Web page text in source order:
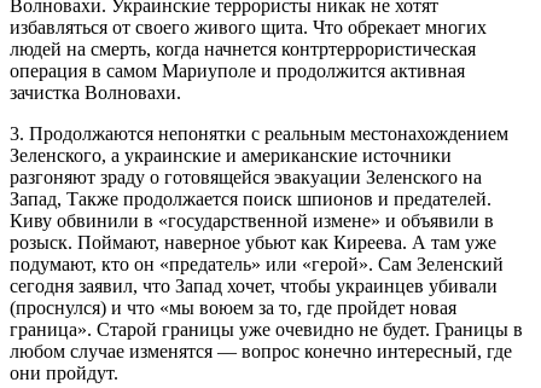
Волновахи. Украинские террористы никак не хотят
избавляться от своего живого щита. Что обрекает многих
людей на смерть, когда начнется контртеррористическая
операция в самом Мариуполе и продолжится активная
зачистка Волновахи.
3. Продолжаются непонятки с реальным местонахождением
Зеленского, а украинские и американские источники
разгоняют зраду о готовящейся эвакуации Зеленского на
Запад, Также продолжается поиск шпионов и предателей.
Киву обвинили в «государственной измене» и объявили в
розыск. Поймают, наверное убьют как Киреева. А там уже
подумают, кто он «предатель» или «герой». Сам Зеленский
сегодня заявил, что Запад хочет, чтобы украинцев убивали
(проснулся) и что «мы воюем за то, где пройдет новая
граница». Старой границы уже очевидно не будет. Границы в
любом случае изменятся — вопрос конечно интересный, где
они пройдут.